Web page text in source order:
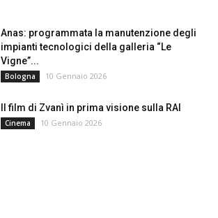
Anas: programmata la manutenzione degli
impianti tecnologici della galleria “Le
Vigne”...
Bologna 10 Gennaio 2026
Il film di Zvanì in prima visione sulla RAI
Cinema 10 Gennaio 2026